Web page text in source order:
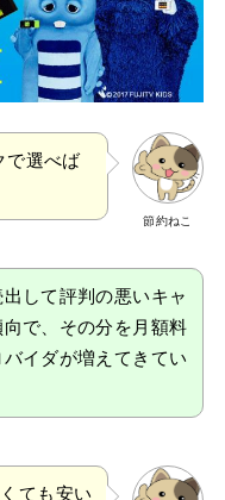
節約ねこ
で選べば
して評判の悪いキャ
で、その分を月額料
イダが増えてきてい
ても安い